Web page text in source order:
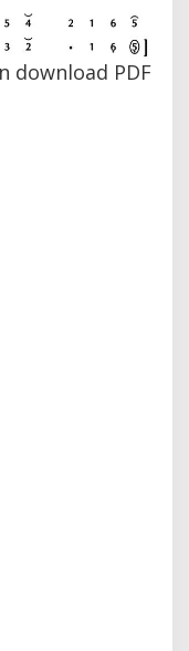
download PDF